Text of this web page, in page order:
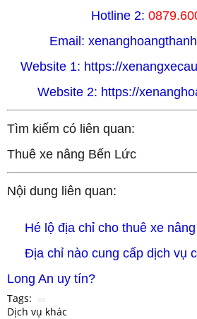
Hotline 2:
Email:
Website 1: https://
Website 2: https://
Tìm kiếm có liên quan:
Thuê xe nâng Bến Lức
Nội dung liên quan:
Hé lộ địa chỉ cho thuê xe
Địa chỉ nào cung cấp dịch vụ
Long An uy tín?
Tags:
Dịch vụ khác